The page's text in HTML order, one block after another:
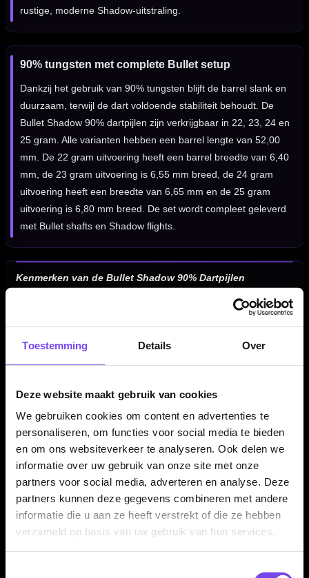
Toestemming Details Over
Deze website maakt gebruik van cookies
We gebruiken cookies om content en advertenties te
personaliseren, om functies voor social media te bieden
en om ons websiteverkeer te analyseren. Ook delen we
informatie over uw gebruik van onze site met onze
partners voor social media, adverteren en analyse. Deze
partners kunnen deze gegevens combineren met andere
informatie die u aan ze heeft verstrekt of die ze hebben
verzameld op basis van uw gebruik van hun services.
rustige, moderne Shadow-uitstraling.
90% tungsten met complete Bullet setup
Dankzij het gebruik van 90% tungsten blijft de barrel slank en
duurzaam, terwijl de dart voldoende stabiliteit behoudt. De
Bullet Shadow 90% dartpijlen zijn verkrijgbaar in 22, 23, 24 en
25 gram. Alle varianten hebben een barrel lengte van 52,00
mm. De 22 gram uitvoering heeft een barrel breedte van 6,40
mm, de 23 gram uitvoering is 6,55 mm breed, de 24 gram
uitvoering heeft een breedte van 6,65 mm en de 25 gram
uitvoering is 6,80 mm breed. De set wordt compleet geleverd
met Bullet shafts en Shadow flights.
Kenmerken van de Bullet Shadow 90% Dartpijlen
Milled gripzones voor controle en houvast
✓ Centre weighted balans voor een stabiele vlucht
Compleet geleverd met Bullet shafts en Shadow flights
Dartpijl Materiaal:90% Tungsten
Dartpijl Gewicht: 22-23-24-25 Gram
Dartpijl Kleur: Zwart
Barrel profiel:Rechte barrel met afgeronde neus
Barrel lengte:52,00 mm